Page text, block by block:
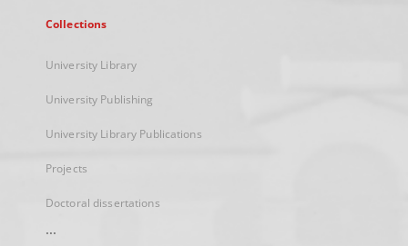
Collections
University Library
University Publishing
University Library Publications
Projects
Doctoral dissertations
...